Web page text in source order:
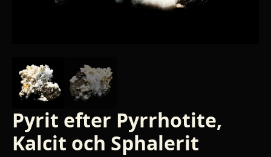
Pyrit efter Pyrrhotite,
Kalcit och Sphalerit